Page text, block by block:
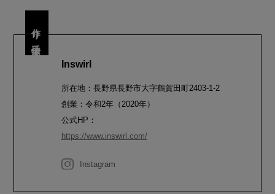
作り手情報
Inswirl
所在地：長野県長野市大字鶴賀田町2403-1-2
創業：令和2年（2020年）
公式HP：
https://www.inswirl.com/
Instagram